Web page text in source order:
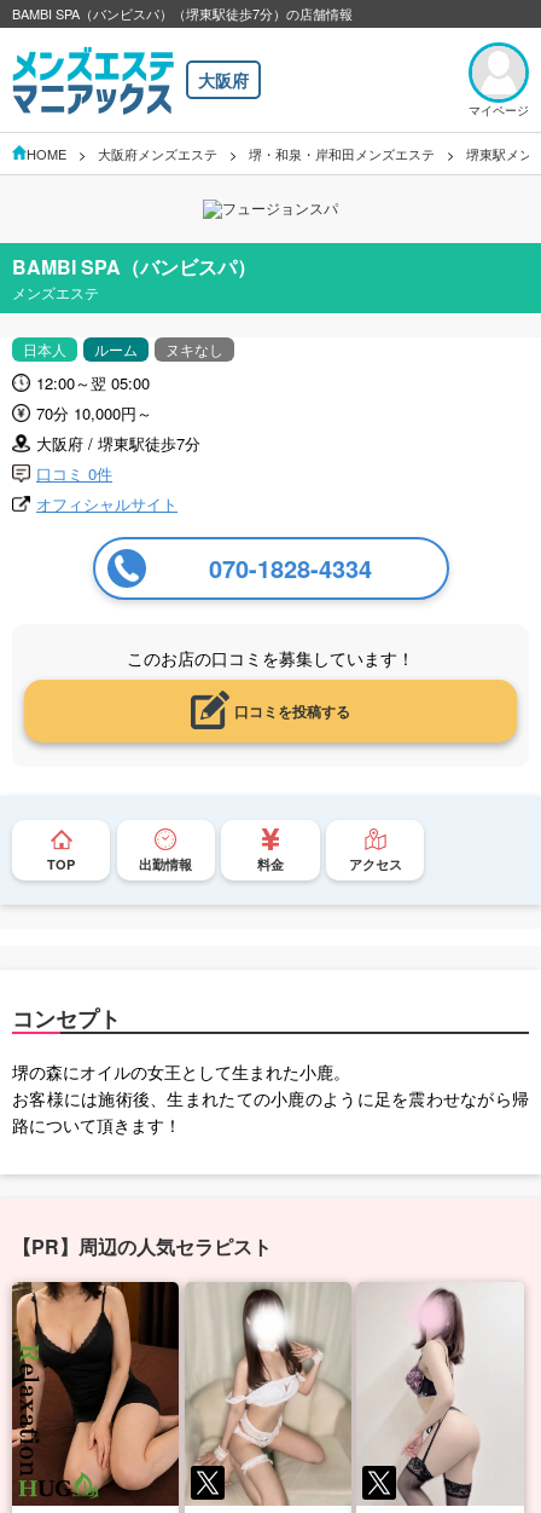
BAMBI SPA（バンビスパ）（堺東駅徒歩7分）の店舗情報
大阪府
マイページ
HOME 大阪府メンズエステ 堺・和泉・岸和田メンズエステ 堺東駅メン
BAMBI SPA（バンビスパ）
メンズエステ
日本人 ルーム ヌキなし
12:00～翌 05:00
70分 10,000円～
大阪府 / 堺東駅徒歩7分
口コミ 0件
オフィシャルサイト
070-1828-4334
このお店の口コミを募集しています！
口コミを投稿する
TOP 出勤情報 料金 アクセス
コンセプト
堺の森にオイルの女王として生まれた小鹿。
お客様には施術後、生まれたての小鹿のように足を震わせながら帰
路について頂きます！
【PR】周辺の人気セラピスト